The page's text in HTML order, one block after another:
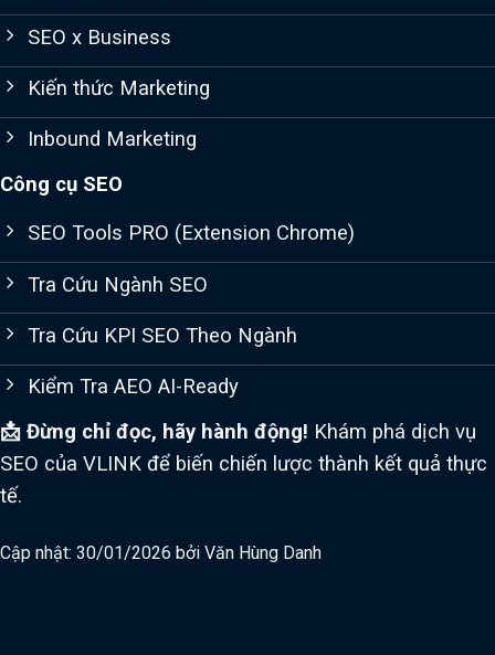
SEO x Business
Kiến thức Marketing
Inbound Marketing
Công cụ SEO
SEO Tools PRO (Extension Chrome)
Tra Cứu Ngành SEO
Tra Cứu KPI SEO Theo Ngành
Kiểm Tra AEO AI-Ready
📩 Đừng chỉ đọc, hãy hành động! Khám phá dịch vụ
SEO của VLINK để biến chiến lược thành kết quả thực
tế.
Cập nhật: 30/01/2026 bởi Văn Hùng Danh